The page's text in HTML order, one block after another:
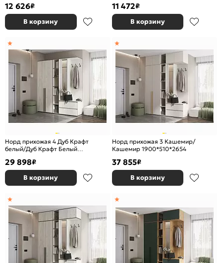
12 626₽
В корзину
11 472₽
В корзину
Норд прихожая 4 Дуб Крафт
белый/Дуб Крафт Белый
29 898₽
В корзину
Норд прихожая 3 Кашемир/
Кашемир 1900*510*2654
37 855₽
В корзину